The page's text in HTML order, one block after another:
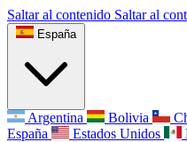
Saltar al contenido Saltar al
España
Argentina Bolivia
España
Estados Unidos